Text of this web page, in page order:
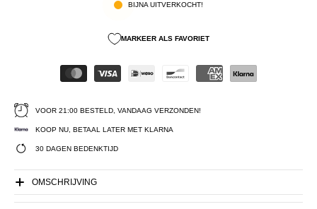
BIJNA UITVERKOCHT!
MARKEER ALS FAVORIET
VOOR 21:00 BESTELD, VANDAAG VERZONDEN!
KOOP NU, BETAAL LATER MET KLARNA
30 DAGEN BEDENKTIJD
OMSCHRIJVING